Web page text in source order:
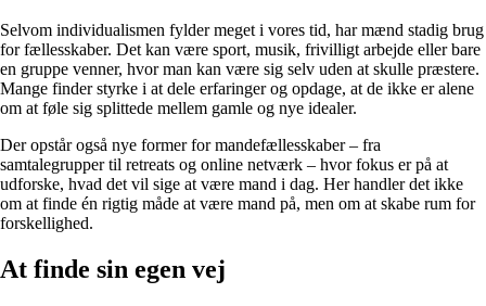
Selvom individualismen fylder meget i vores tid, har mænd stadig brug
for fællesskaber. Det kan være sport, musik, frivilligt arbejde eller bare
en gruppe venner, hvor man kan være sig selv uden at skulle præstere.
Mange finder styrke i at dele erfaringer og opdage, at de ikke er alene
om at føle sig splittede mellem gamle og nye idealer.
Der opstår også nye former for mandefællesskaber – fra
samtalegrupper til retreats og online netværk – hvor fokus er på at
udforske, hvad det vil sige at være mand i dag. Her handler det ikke
om at finde én rigtig måde at være mand på, men om at skabe rum for
forskellighed.
At finde sin egen vej